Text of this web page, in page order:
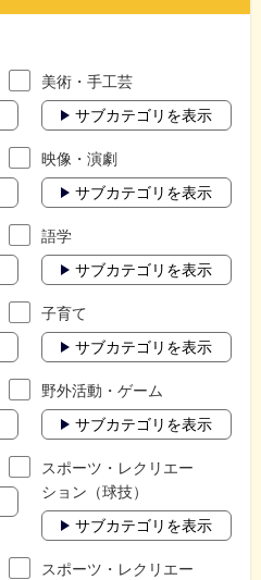
美術・手工芸
サブカテゴリを表示
映像・演劇
サブカテゴリを表示
語学
サブカテゴリを表示
子育て
サブカテゴリを表示
野外活動・ゲーム
サブカテゴリを表示
スポーツ・レクリエー
ション（球技）
サブカテゴリを表示
スポーツ・レクリエー